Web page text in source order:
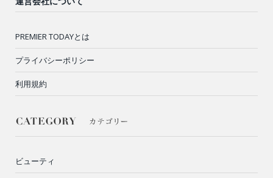
PREMIER TODAYとは
プライバシーポリシー
利用規約
ビューティ